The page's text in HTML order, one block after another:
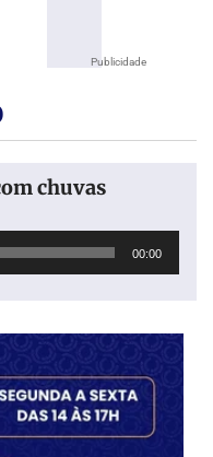
Publicidade
chuvas
00:00